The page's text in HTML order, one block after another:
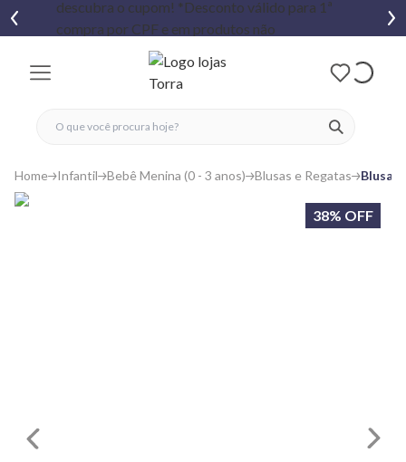
ver
fechar menu
fechar menu
favoritos
Home Infantil Bebê Menina (0 - 3 anos) Blusas e Regatas Blusa
38% OFF